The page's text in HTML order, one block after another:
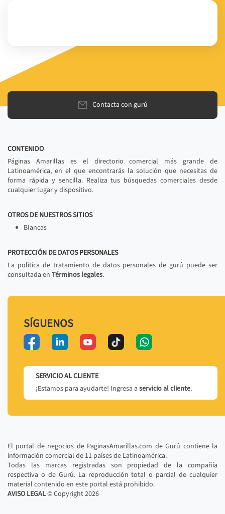
Contacta con gurú
CONTENIDO
Páginas Amarillas es el directorio comercial más grande de
Latinoamérica, en el que encontrarás la solución que necesitas de
forma rápida y sencilla. Realiza tus búsquedas comerciales desde
cualquier lugar y dispositivo.
OTROS DE NUESTROS SITIOS
Blancas
PROTECCIÓN DE DATOS PERSONALES
La política de tratamiento de datos personales de gurú puede ser
consultada en Términos legales.
SÍGUENOS
SERVICIO AL CLIENTE
¡Estamos para ayudarte! Ingresa a servicio al cliente.
El portal de negocios de PaginasAmarillas.com de Gurú contiene la
información comercial de 11 países de Latinoamérica.
Todas las marcas registradas son propiedad de la compañía
respectiva o de Gurú. La reproducción total o parcial de cualquier
material contenido en este portal está prohibido.
AVISO LEGAL© Copyright2026